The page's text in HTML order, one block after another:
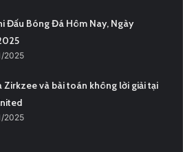
Đấu Bóng Đá Hôm Nay, Ngày
2025
Zirkzee và bài toán không lời giải tại
2025